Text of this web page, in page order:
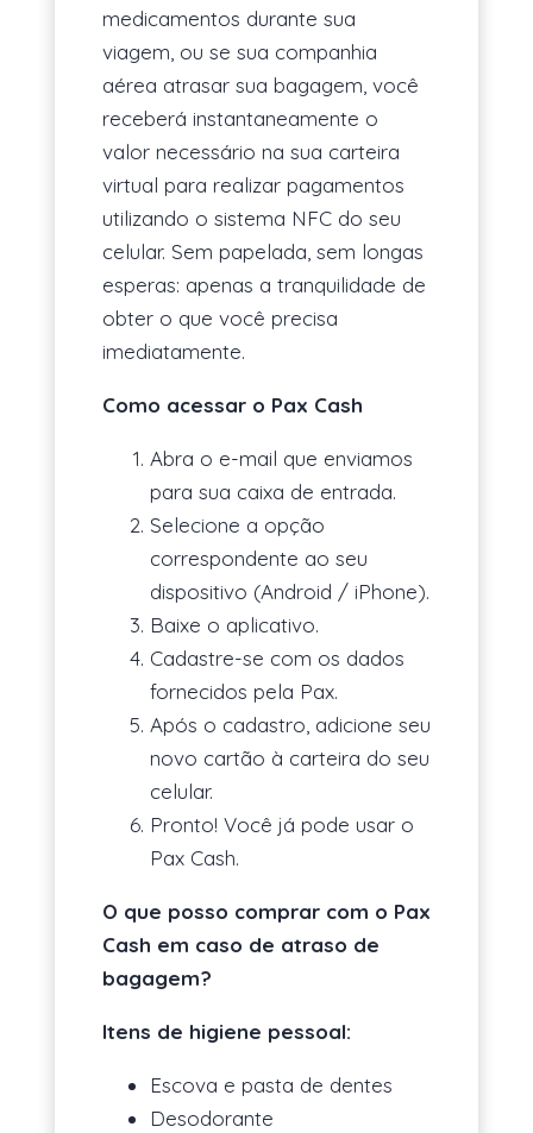
medicamentos durante sua
viagem, ou se sua companhia
aérea atrasar sua bagagem, você
receberá instantaneamente o
valor necessário na sua carteira
virtual para realizar pagamentos
utilizando o sistema NFC do seu
celular. Sem papelada, sem longas
esperas: apenas a tranquilidade de
obter o que você precisa
imediatamente.
Como acessar o Pax Cash
Abra o e-mail que enviamos
para sua caixa de entrada.
Selecione a opção
correspondente ao seu
dispositivo (Android / iPhone).
Baixe o aplicativo.
Cadastre-se com os dados
fornecidos pela Pax.
Após o cadastro, adicione seu
novo cartão à carteira do seu
celular.
Pronto! Você já pode usar o
Pax Cash.
O que posso comprar com o Pax
Cash em caso de atraso de
bagagem?
Itens de higiene pessoal:
Escova e pasta de dentes
Desodorante